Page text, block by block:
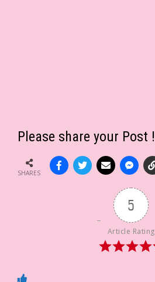
Please share your Post !
SHARES
5
Article Rating